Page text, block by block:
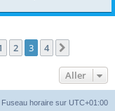
2 3 4
Aller
Fuseau horaire sur UTC+01:00